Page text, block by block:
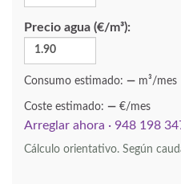
Precio agua (€/m³):
Consumo estimado: — m³/mes
Coste estimado: — €/mes
Arreglar ahora · 948 198
Cálculo orientativo. Según